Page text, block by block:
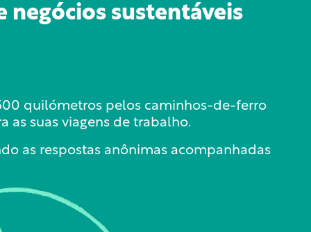
negócios sustentáveis
quilómetros pelos caminhos-de-ferro
as suas viagens de trabalho.
as respostas anônimas acompanhadas